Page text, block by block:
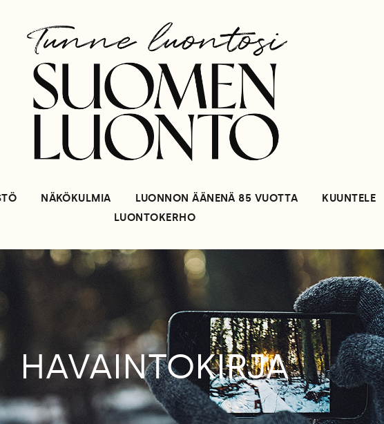
NÄKÖKULMIA LUONNON ÄÄNENÄ 85 VUOTTA KUUNTELE
LUONTOKERHO
HAVAINTOKIRJA